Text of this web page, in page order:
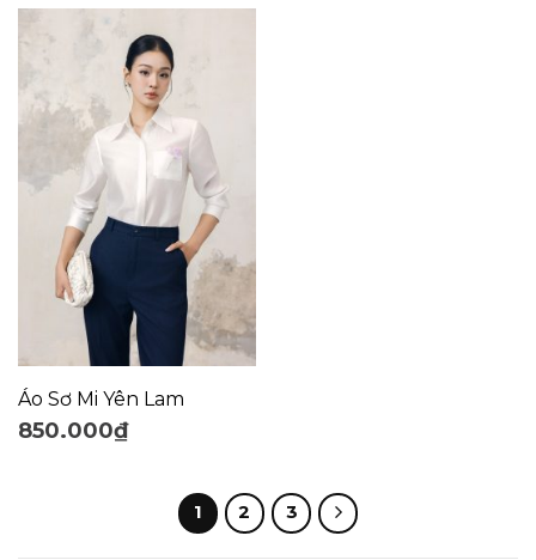
Áo Sơ Mi Yên Lam
850.000₫
1 2 3